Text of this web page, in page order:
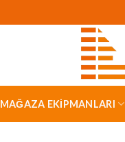
MAĞAZA EKİPMANLARI